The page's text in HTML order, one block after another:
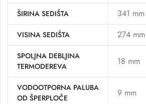
ŠIRINA SEDIŠTA 341 mm
VISINA SEDIŠTA 274 mm
SPOLJNA DEBLJINA
TERMODEREVA
18 mm
VODOOTPORNA PALUBA
OD ŠPERPLOČE
9 mm